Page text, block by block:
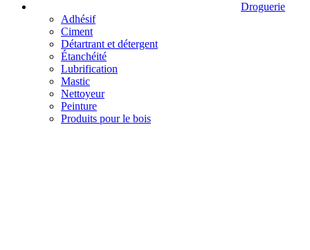
Droguerie
Adhésif
Ciment
Détartrant et détergent
Étanchéité
Lubrification
Mastic
Nettoyeur
Peinture
Produits pour le bois